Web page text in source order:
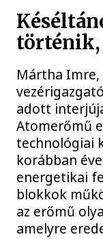
történik,
Mártha Imre,
adott
Atomerőmű
technológiai
korábban
energetikai
blokkok
az erőmű
amelyre